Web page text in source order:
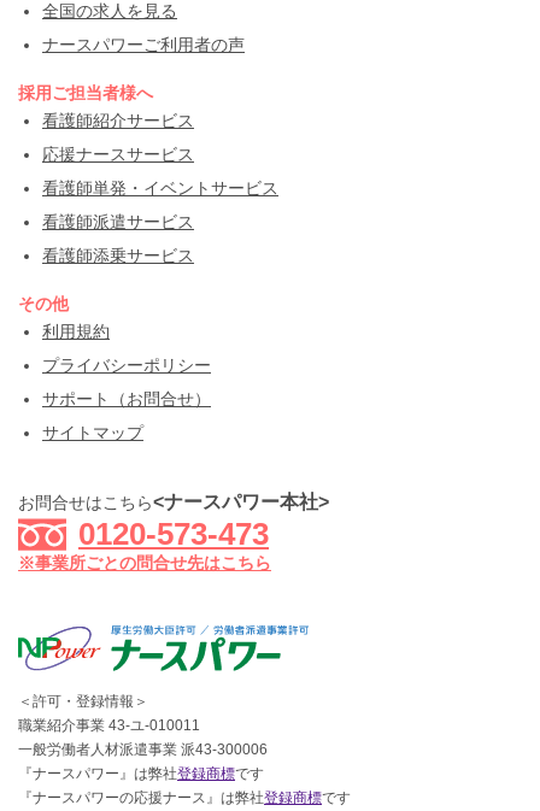
全国の求人を見る
ナースパワーご利用者の声
採用ご担当者様へ
看護師紹介サービス
応援ナースサービス
看護師単発・イベントサービス
看護師派遣サービス
看護師添乗サービス
その他
利用規約
プライバシーポリシー
サポート（お問合せ）
サイトマップ
お問合せはこちら<ナースパワー本社>
0120-573-473
※事業所ごとの問合せ先はこちら
＜許可・登録情報＞
職業紹介事業 43-ユ-010011
一般労働者人材派遣事業 派43-300006
『ナースパワー』は弊社登録商標です
『ナースパワーの応援ナース』は弊社登録商標です